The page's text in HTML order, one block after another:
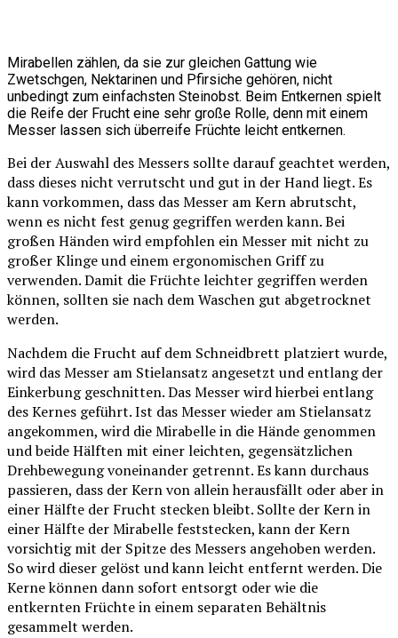
Mirabellen zählen, da sie zur gleichen Gattung wie
Zwetschgen, Nektarinen und Pfirsiche gehören, nicht
unbedingt zum einfachsten Steinobst. Beim Entkernen spielt
die Reife der Frucht eine sehr große Rolle, denn mit einem
Messer lassen sich überreife Früchte leicht entkernen.
Bei der Auswahl des Messers sollte darauf geachtet werden,
dass dieses nicht verrutscht und gut in der Hand liegt. Es
kann vorkommen, dass das Messer am Kern abrutscht,
wenn es nicht fest genug gegriffen werden kann. Bei
großen Händen wird empfohlen ein Messer mit nicht zu
großer Klinge und einem ergonomischen Griff zu
verwenden. Damit die Früchte leichter gegriffen werden
können, sollten sie nach dem Waschen gut abgetrocknet
werden.
Nachdem die Frucht auf dem Schneidbrett platziert wurde,
wird das Messer am Stielansatz angesetzt und entlang der
Einkerbung geschnitten. Das Messer wird hierbei entlang
des Kernes geführt. Ist das Messer wieder am Stielansatz
angekommen, wird die Mirabelle in die Hände genommen
und beide Hälften mit einer leichten, gegensätzlichen
Drehbewegung voneinander getrennt. Es kann durchaus
passieren, dass der Kern von allein herausfällt oder aber in
einer Hälfte der Frucht stecken bleibt. Sollte der Kern in
einer Hälfte der Mirabelle feststecken, kann der Kern
vorsichtig mit der Spitze des Messers angehoben werden.
So wird dieser gelöst und kann leicht entfernt werden. Die
Kerne können dann sofort entsorgt oder wie die
entkernten Früchte in einem separaten Behältnis
gesammelt werden.